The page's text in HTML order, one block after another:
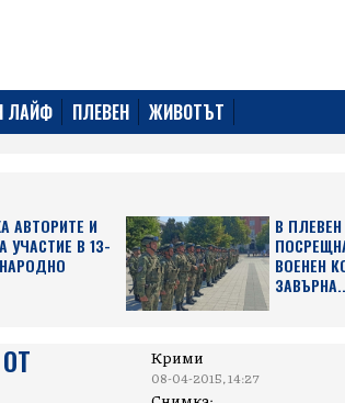
ЛАЙФ ПЛЕВЕН ЖИВОТЪТ
АВТОРИТЕ И
УЧАСТИЕ В 13-
В
ВОЕНЕН
Крими
08-04-2015, 14:27